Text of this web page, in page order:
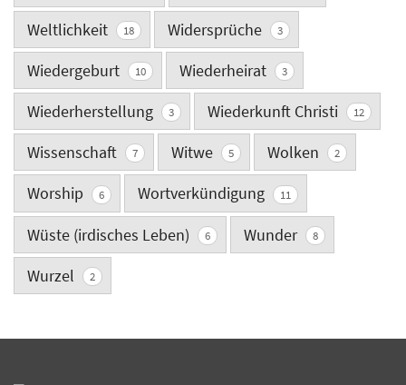
Weltlichkeit 18 Widersprüche 3
Wiedergeburt 10 Wiederheirat 3
Wiederherstellung 3 Wiederkunft Christi 12
Wissenschaft 7 Witwe 5 Wolken 2
Worship 6 Wortverkündigung 11
Wüste (irdisches Leben) 6 Wunder 8
Wurzel 2